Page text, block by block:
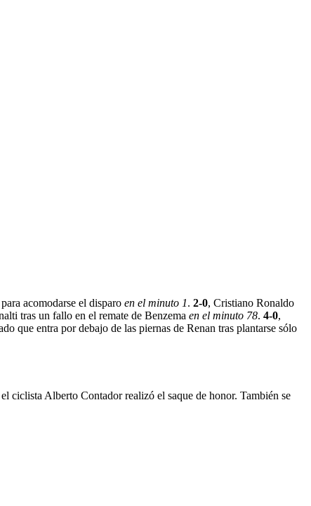
acomodarse el disparo en el minuto 1. 2-0, Cristiano Ronaldo
tras un fallo en el remate de Benzema en el minuto 78. 4-0,
que entra por debajo de las piernas de Renan tras plantarse sólo
ciclista Alberto Contador realizó el saque de honor. También se